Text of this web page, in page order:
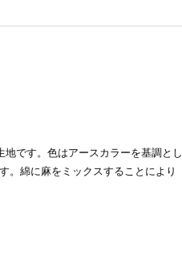
地です。色はアースカラーを基調と
。綿に麻をミックスすることによ